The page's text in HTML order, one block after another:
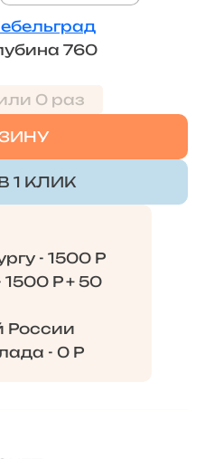
760
0 раз
1 КЛИК
- 1500 Р
Р + 50
России
- 0 Р